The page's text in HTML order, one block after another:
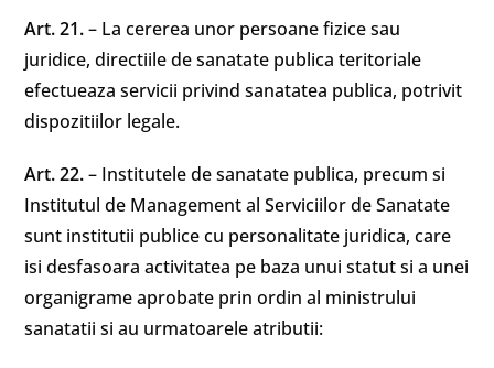
Art. 21.– La cererea unor persoane fizice sau
juridice, directiile de sanatate publica teritoriale
efectueaza servicii privind sanatatea publica, potrivit
dispozitiilor legale.
Art. 22.– Institutele de sanatate publica, precum si
Institutul de Management al Serviciilor de Sanatate
sunt institutii publice cu personalitate juridica, care
isi desfasoara activitatea pe baza unui statut si a unei
organigrame aprobate prin ordin al ministrului
sanatatii si au urmatoarele atributii: